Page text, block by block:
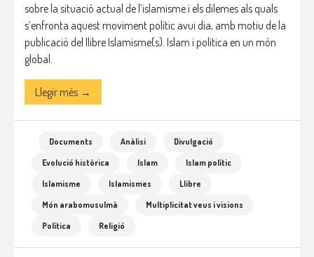
sobre la situació actual de l’islamisme i els dilemes als quals
s’enfronta aquest moviment polític avui dia, amb motiu de la
publicació del llibre Islamisme(s). Islam i política en un món
global.
Llegir més →
Documents Anàlisi
Divulgació
Evolució històrica
Islam
Islam polític
Islamisme
Islamismes
Llibre
Món arabomusulmà
Multiplicitat veus i visions
Política
Religió